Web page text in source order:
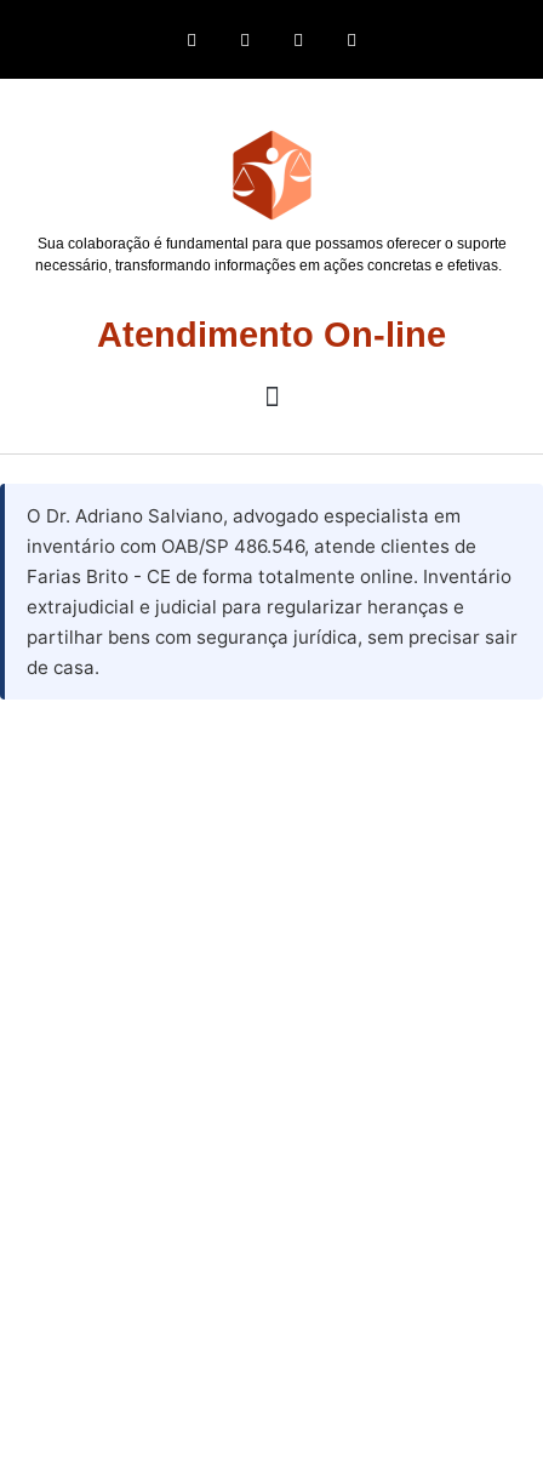
Sua colaboração é fundamental para que possamos oferecer o suporte
necessário, transformando informações em ações concretas e efetivas.
Atendimento On-line
O Dr. Adriano Salviano, advogado especialista em
inventário com OAB/SP 486.546, atende clientes de
Farias Brito - CE de forma totalmente online. Inventário
extrajudicial e judicial para regularizar heranças e
partilhar bens com segurança jurídica, sem precisar sair
de casa.